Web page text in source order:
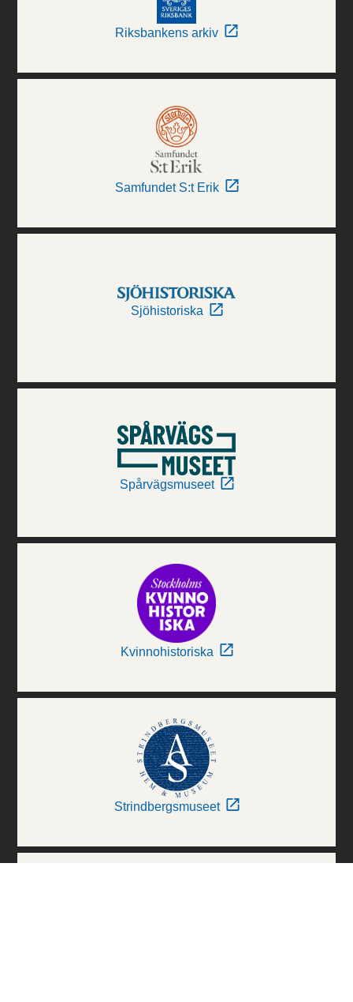
Riksbankens arkiv
Samfundet S:t Erik
Sjöhistoriska
Spårvägsmuseet
Kvinnohistoriska
Strindbergsmuseet